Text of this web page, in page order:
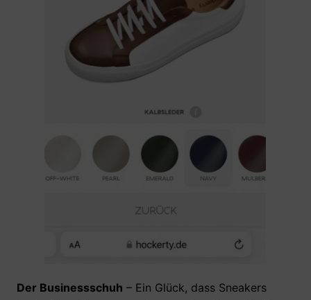
Der Businessschuh – Ein Glück, dass Sneakers